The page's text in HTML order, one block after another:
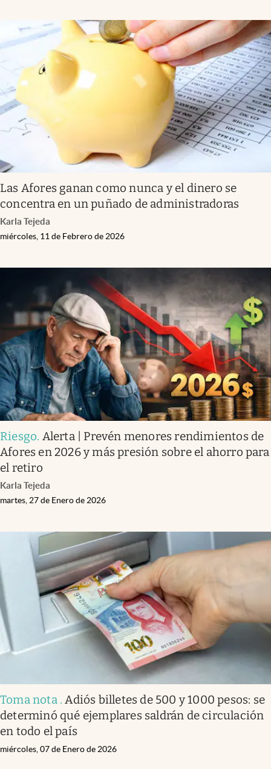
Las Afores ganan como nunca y el dinero se
concentra en un puñado de administradoras
Karla Tejeda
miércoles, 11 de Febrero de 2026
Riesgo. Alerta | Prevén menores rendimientos de
Afores en 2026 y más presión sobre el ahorro para
el retiro
Karla Tejeda
martes, 27 de Enero de 2026
Toma nota .Adiós billetes de 500 y 1000 pesos: se
determinó qué ejemplares saldrán de circulación
en todo el país
miércoles, 07 de Enero de 2026